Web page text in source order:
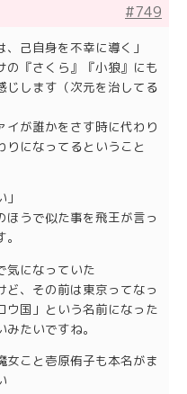
#749
、己自身を不幸に導く」
の『さくら』『小狼』にも
じします（次元を治してる
イが誰かをさす時に代わり
りになってるということ
ほうで似た事を飛王が言っ
気になっていた
ど、その前は東京ってなっ
ウ国」という名前になった
たいですね。
女こと壱原侑子も本名がま